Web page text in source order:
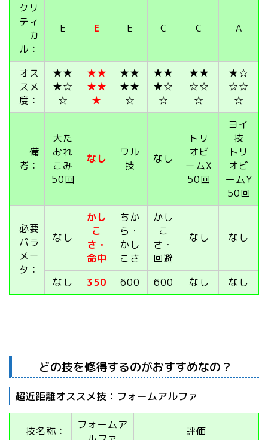
クリ
ティ
カ
ル：
E E E C C A
オス
スメ
度：
★★
★☆
☆
★★
★★
★
★★
★★
☆
★★
★☆
☆
★★
☆☆
☆
★☆
☆☆
☆
備
考：
大た
おれ
こみ
50回
なし
ワル
技
なし
トリ
オビ
ームX
50回
ヨイ
技
トリ
オビ
ームY
50回
必要
パラ
メー
タ：
なし
かし
こ
さ・
命中
ちか
ら・
かし
こさ
かし
こ
さ・
回避
なし なし
なし 350 600 600 なし なし
どの技を修得するのがおすすめなの？
超近距離オススメ技：フォームアルファ
技名称：
フォームア
評価